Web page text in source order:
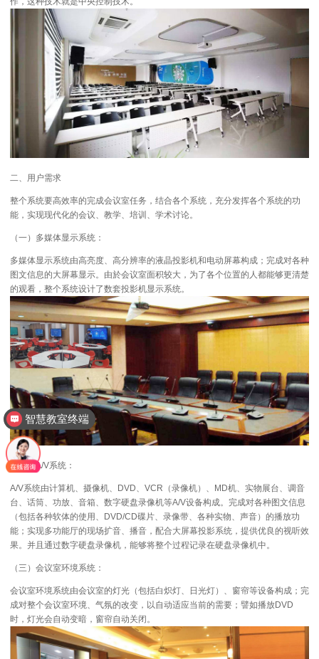
二、用户需求
整个系统要高效率的完成会议室任务，结合各个系统，充分发挥各个系统的功
能，实现现代化的会议、教学、培训、学术讨论。
（一）多媒体显示系统：
多媒体显示系统由高亮度、高分辨率的液晶投影机和电动屏幕构成；完成对各种
图文信息的大屏幕显示。由於会议室面积较大，为了各个位置的人都能够更清楚
的观看，整个系统设计了数套投影机显示系统。
（二）A/V系统：
A/V系统由计算机、摄像机、DVD、VCR（录像机）、MD机、实物展台、调音
台、话筒、功放、音箱、数字硬盘录像机等A/V设备构成。完成对各种图文信息
（包括各种软体的使用、DVD/CD碟片、录像带、各种实物、声音）的播放功
能；实现多功能厅的现场扩音、播音，配合大屏幕投影系统，提供优良的视听效
果。并且通过数字硬盘录像机，能够将整个过程记录在硬盘录像机中。
（三）会议室环境系统：
会议室环境系统由会议室的灯光（包括白炽灯、日光灯）、窗帘等设备构成；完
成对整个会议室环境、气氛的改变，以自动适应当前的需要；譬如播放DVD
时，灯光会自动变暗，窗帘自动关闭。
智慧教室终端